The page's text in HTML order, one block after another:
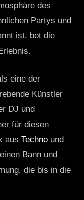
des
Partys und
ist, bot die
eine der
Künstler
DJ und
für diesen
aus Techno und
Bann und
die bis in die